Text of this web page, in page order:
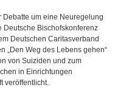
Debatte um eine Neuregelung
Deutsche Bischofskonferenz
Deutschen Caritasverband
„Den Weg des Lebens gehen“
von Suiziden und zum
in Einrichtungen
veröffentlicht.